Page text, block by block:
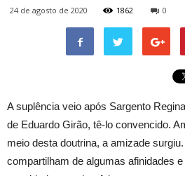
24 de agosto de 2020 1862 0
A suplência veio após Sargento
de Eduardo Girão, tê-lo convencido.
meio desta doutrina, a amizade
compartilham de algumas afinidades